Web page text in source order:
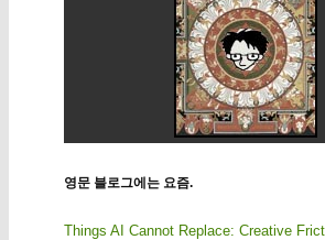
영문 블로그에는 요즘.
Things AI Cannot Replace: Creative